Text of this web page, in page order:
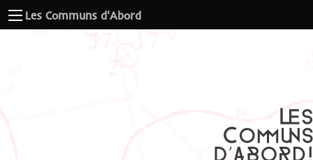
Les Communs d'Abord